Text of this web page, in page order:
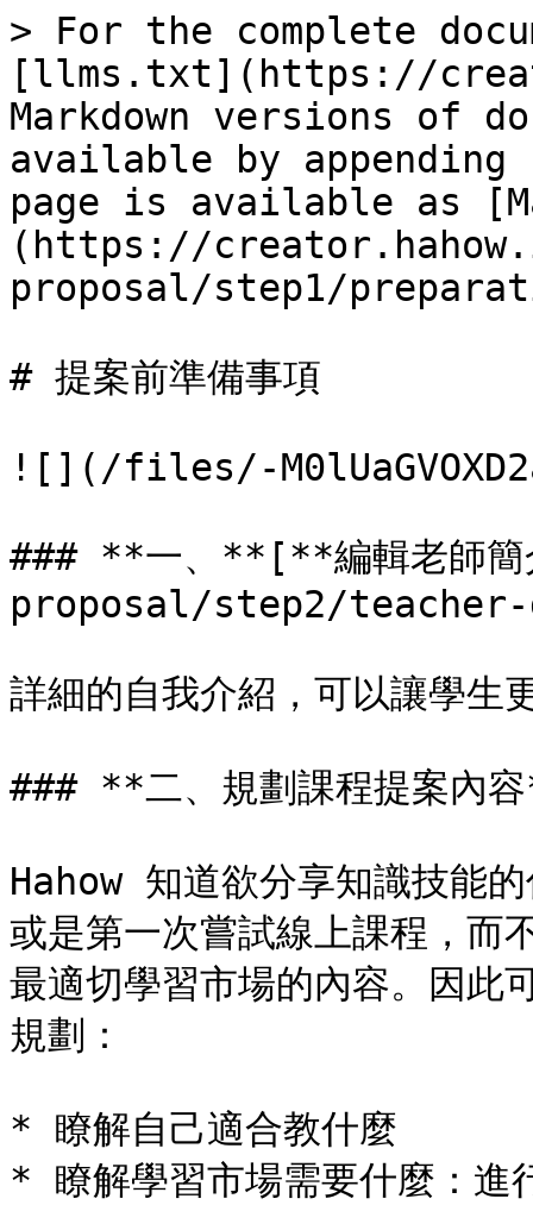
> For the complete
[llms.txt](https://
Markdown versions of
available by
page is available as
(https://
proposal/step1/
# 提案前準備事項
![](/files/-
### **一、**[**編輯老師
proposal/step2/
詳細的自我介紹，可以讓學生
### **二、規劃課程提案內
Hahow 知道欲分享知識技能
或是第一次嘗試線上課程，而
最適切學習市場的內容。因此
規劃：
* 瞭解自己適合教什麼
* 瞭解學習市場需要什麼